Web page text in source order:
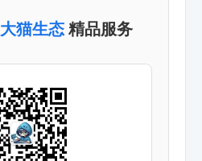
大猫生态精品服务